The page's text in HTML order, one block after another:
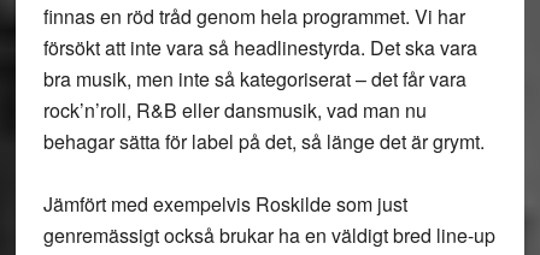
finnas en röd tråd genom hela programmet. Vi har
försökt att inte vara så headlinestyrda. Det ska vara
bra musik, men inte så kategoriserat – det får vara
rock’n’roll, R&B eller dansmusik, vad man nu
behagar sätta för label på det, så länge det är grymt.
Jämfört med exempelvis Roskilde som just
genremässigt också brukar ha en väldigt bred line-up